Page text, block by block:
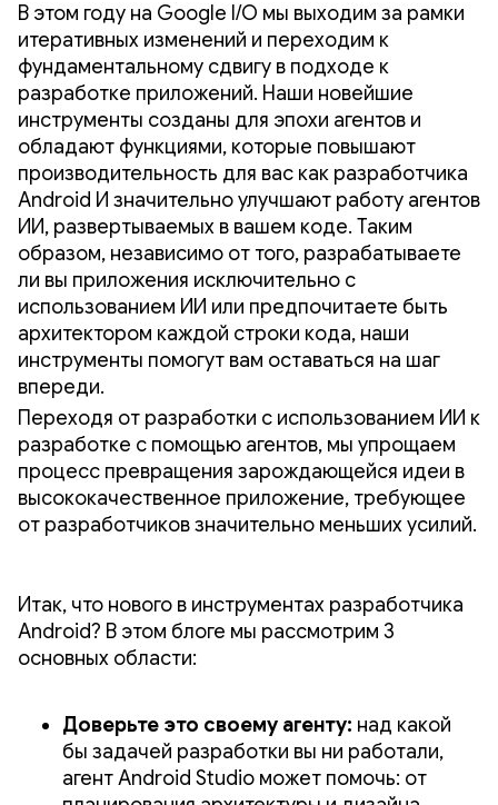
В этом году на Google I/O мы выходим за рамки
итеративных изменений и переходим к
фундаментальному сдвигу в подходе к
разработке приложений. Наши новейшие
инструменты созданы для эпохи агентов и
обладают функциями, которые повышают
производительность для вас как разработчика
Android И значительно улучшают работу агентов
ИИ, развертываемых в вашем коде. Таким
образом, независимо от того, разрабатываете
ли вы приложения исключительно с
использованием ИИ или предпочитаете быть
архитектором каждой строки кода, наши
инструменты помогут вам оставаться на шаг
впереди.
Переходя от разработки с использованием ИИ к
разработке с помощью агентов, мы упрощаем
процесс превращения зарождающейся идеи в
высококачественное приложение, требующее
от разработчиков значительно меньших усилий.
Итак, что нового в инструментах разработчика
Android? В этом блоге мы рассмотрим 3
основных области:
Доверьте это своему агенту: над какой
бы задачей разработки вы ни работали,
агент Android Studio может помочь: от